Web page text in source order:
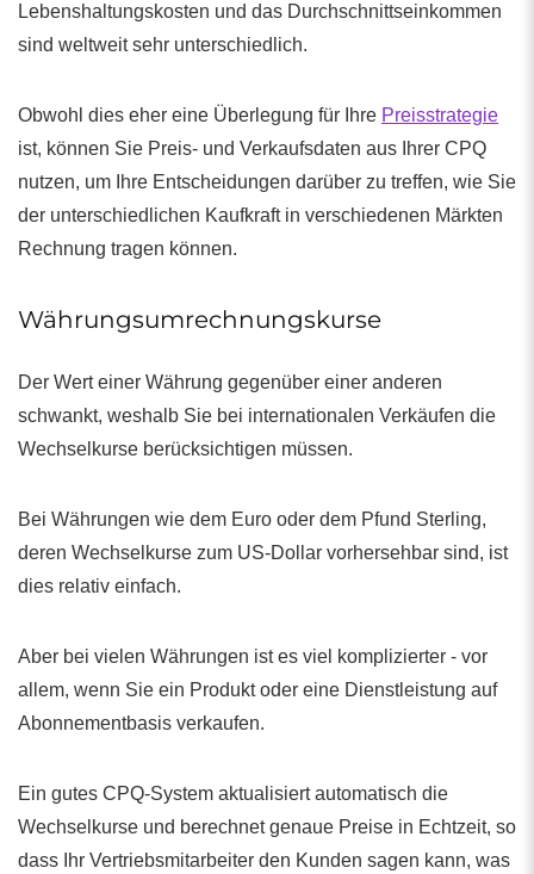
Lebenshaltungskosten und das Durchschnittseinkommen
sind weltweit sehr unterschiedlich.
Obwohl dies eher eine Überlegung für Ihre Preisstrategie
ist, können Sie Preis- und Verkaufsdaten aus Ihrer CPQ
nutzen, um Ihre Entscheidungen darüber zu treffen, wie Sie
der unterschiedlichen Kaufkraft in verschiedenen Märkten
Rechnung tragen können.
Währungsumrechnungskurse
Der Wert einer Währung gegenüber einer anderen
schwankt, weshalb Sie bei internationalen Verkäufen die
Wechselkurse berücksichtigen müssen.
Bei Währungen wie dem Euro oder dem Pfund Sterling,
deren Wechselkurse zum US-Dollar vorhersehbar sind, ist
dies relativ einfach.
Aber bei vielen Währungen ist es viel komplizierter - vor
allem, wenn Sie ein Produkt oder eine Dienstleistung auf
Abonnementbasis verkaufen.
Ein gutes CPQ-System aktualisiert automatisch die
Wechselkurse und berechnet genaue Preise in Echtzeit, so
dass Ihr Vertriebsmitarbeiter den Kunden sagen kann, was